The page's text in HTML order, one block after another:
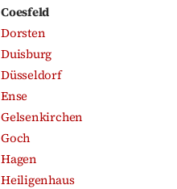
Coesfeld
Dorsten
Duisburg
Düsseldorf
Ense
Gelsenkirchen
Goch
Hagen
Heiligenhaus